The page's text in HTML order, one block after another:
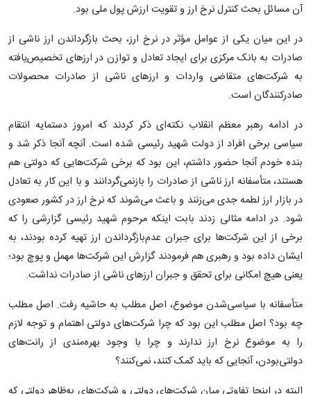
آن مسائل بحث کنترل نرخ ارز و تقویت ارزش پول ملی بود.
در این میان یکی از عوامل مؤثر در نرخ ارز، بحث بازگرداندن ارز ناشی از
صادرات به بانک مرکزی برای ایجاد تعادل و توازن در ارزهای تخصیص‌یافته
به شرکت‌های متقاضی واردات و ارزهای ناشی از صادرات محصولات
صادرکنندگان است.
در ادامه رهبر معظم انقلاب نکته‌ای ذکر کردند که امروز دستمایه انتقام
سیاسی برخی افراد از دولت شهید رئیسی شده است. آنچه آنجا ذکر شد و
بنده خودم آنجا حضور داشتم، این بود که برخی شرکت‌هایی که دولتی هم
هستند، متأسفانه ارز ناشی از صادرات را باز‌نمی‌گردانند و با این کار به تعادل
در بازار ارز لطمه جدی می‌زنند و باعث می‌شوند که نرخ ارز در کشور صعودی
شود. در ادامه مثالی زدند ‌بابت اینکه مرحوم شهید رئیسی گزارشی را که
برخی از این شرکت‌ها برای جبران عدم‌بازگرداندن ارز تهیه کرده بودند، به
ایشان داده بود و رهبری هم فرمودند گزارش این شرکت‌ها مهمل و پوچ بود؛
یعنی هیچ امکانی برای تحقق و جبران ارزهای ناشی از صادرات نداشت.
متأسفانه با سیاسی‌شدن موضوع، اصل مطلب به حاشیه رفت. اصل مطلب
چه بود؟ اصل مطلب این بود که چرا شرکت‌های دولتی اهتمام و توجه لازم
را به موضوع نرخ ارز ندارند و چرا با وجود بهره‌مندی از رانت‌های
دولتی‌بودن، آنجایی که باید کمک کنند، نمی‌کنند؟